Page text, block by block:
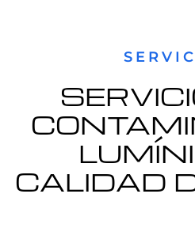
CALIDAD